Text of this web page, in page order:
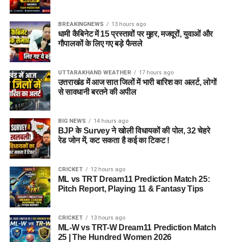
BREAKINGNEWS 13 hours ago
धामी कैबिनेट में 15 प्रस्तावों पर मुहर, मजदूरों, युवाओं और
गौपालकों के लिए गए बड़े फैसले
UTTARAKHAND WEATHER 17 hours ago
उत्तराखंड में आज सात जिलों में भारी बारिश का अलर्ट, लोगों
से सावधानी बरतने की अपील
BIG NEWS 14 hours ago
BJP के Survey ने खोली विधायकों की पोल, 32 चेहरे
रेड जोन में, कट सकता है कई का टिकट !
CRICKET 12 hours ago
ML vs TRT Dream11 Prediction Match 25:
Pitch Report, Playing 11 & Fantasy Tips
CRICKET 13 hours ago
ML-W vs TRT-W Dream11 Prediction Match
25 | The Hundred Women 2026